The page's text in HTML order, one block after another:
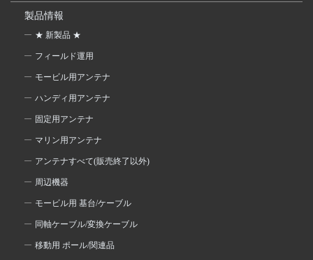
製品情報
★ 新製品 ★
フィールド運用
モービル用アンテナ
ハンディ用アンテナ
固定用アンテナ
マリン用アンテナ
アンテナすべて(販売終了以外)
周辺機器
モービル用 基台/ケーブル
同軸ケーブル/変換ケーブル
移動用 ポール/関連品